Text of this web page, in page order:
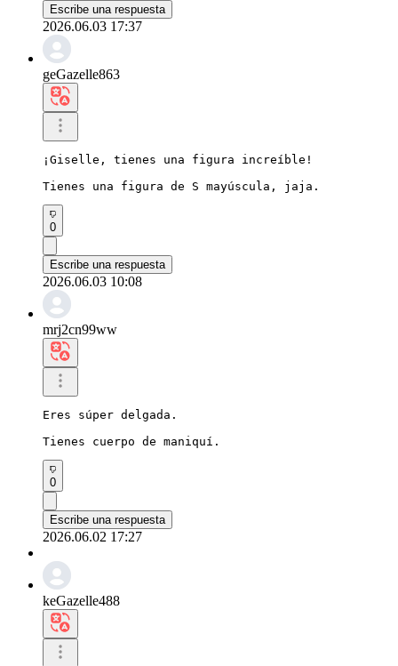
Escribe una respuesta
2026.06.03 17:37
geGazelle863
¡Giselle, tienes una figura increíble!
Tienes una figura de S mayúscula, jaja.
0
Escribe una respuesta
2026.06.03 10:08
mrj2cn99ww
Eres súper delgada.
Tienes cuerpo de maniquí.
0
Escribe una respuesta
2026.06.02 17:27
keGazelle488